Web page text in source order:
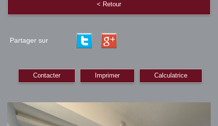
< Retour
Partager sur
Contacter Imprimer Calculatrice